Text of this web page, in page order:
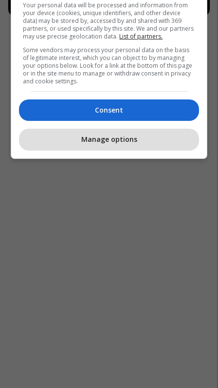
Your personal data will be processed and information from
your device (cookies, unique identifiers, and other device
data) may be stored by, accessed by and shared with 369
partners, or used specifically by this site. We and our partners
may use precise geolocation data. List of partners.
Some vendors may process your personal data on the basis
of legitimate interest, which you can object to by managing
your options below. Look for a link at the bottom of this page
or in the site menu to manage or withdraw consent in privacy
and cookie settings.
Consent
Manage options